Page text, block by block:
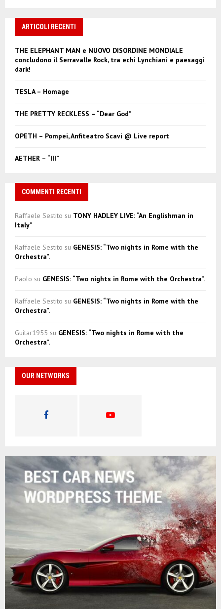
h
r
ARTICOLI RECENTI
THE ELEPHANT MAN e NUOVO DISORDINE MONDIALE
concludono il Serravalle Rock, tra echi Lynchiani e paesaggi
dark!
TESLA – Homage
THE PRETTY RECKLESS – “Dear God”
OPETH – Pompei, Anfiteatro Scavi @ Live report
AETHER – “III”
COMMENTI RECENTI
Raffaele Sestito su TONY HADLEY LIVE: “An Englishman in
Italy”
Raffaele Sestito su GENESIS: “Two nights in Rome with the
Orchestra”.
Paolo su GENESIS: “Two nights in Rome with the Orchestra”.
Raffaele Sestito su GENESIS: “Two nights in Rome with the
Orchestra”.
Guitar1955 su GENESIS: “Two nights in Rome with the
Orchestra”.
OUR NETWORKS